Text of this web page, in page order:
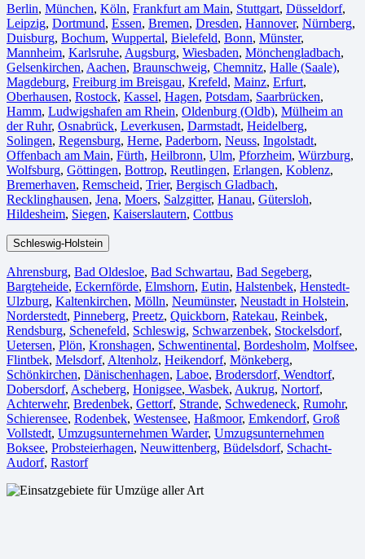
Berlin⁠, München, Köln⁠, Frankfurt am Main, Stuttgart, Düsseldorf,
Leipzig, Dortmund, Essen, Bremen, Dresden, Hannover, Nürnberg,
Duisburg⁠, Bochum, Wuppertal⁠, Bielefeld⁠, Bonn⁠, Münster⁠,
Mannheim, Karlsruhe, Augsburg, Wiesbaden⁠, Mönchengladbach⁠,
Gelsenkirchen⁠, Aachen⁠, Braunschweig, Chemnitz⁠, Halle (Saale)⁠,
Magdeburg, Freiburg im Breisgau⁠, Krefeld⁠, Mainz⁠, Erfurt,
Oberhausen⁠, Rostock⁠, Kassel⁠, Hagen, Potsdam, Saarbrücken⁠,
Hamm, Ludwigshafen am Rhein⁠, Oldenburg (Oldb), Mülheim an
der Ruhr, Osnabrück⁠, Leverkusen, Darmstadt⁠, Heidelberg,
Solingen, Regensburg, Herne⁠, Paderborn, Neuss, Ingolstadt,
Offenbach am Main, Fürth⁠, Heilbronn, Ulm⁠, Pforzheim, Würzburg,
Wolfsburg⁠, Göttingen, Bottrop, Reutlingen, Erlangen⁠, Koblenz,
Bremerhaven⁠, Remscheid, Trier⁠, Bergisch Gladbach,
Recklinghausen, Jena⁠, Moers⁠, Salzgitter⁠, Hanau, Gütersloh,
Hildesheim⁠, Siegen⁠, Kaiserslautern⁠, Cottbus⁠
Schleswig-Holstein
Ahrensburg, Bad Oldesloe, Bad Schwartau, Bad Segeberg,
Bargteheide, Eckernförde, Elmshorn, Eutin, Halstenbek, Henstedt-
Ulzburg, Kaltenkirchen, Mölln, Neumünster, Neustadt in Holstein,
Norderstedt, Pinneberg, Preetz, Quickborn, Ratekau, Reinbek,
Rendsburg, Schenefeld, Schleswig, Schwarzenbek, Stockelsdorf,
Uetersen, Plön, Kronshagen, Schwentinental, Bordesholm, Molfsee,
Flintbek, Melsdorf, Altenholz, Heikendorf, Mönkeberg,
Schönkirchen, Dänischenhagen, Laboe, Brodersdorf, Wendtorf,
Dobersdorf, Ascheberg, Honigsee, Wasbek, Aukrug, Nortorf,
Achterwehr, Bredenbek, Gettorf, Strande, Schwedeneck, Rumohr,
Schierensee, Rodenbek, Westensee, Haßmoor, Emkendorf, Groß
Vollstedt, Umzugsunternehmen Warder, Umzugsunternehmen
Boksee, Probsteierhagen, Neuwittenberg, Büdelsdorf, Schacht-
Audorf, Rastorf